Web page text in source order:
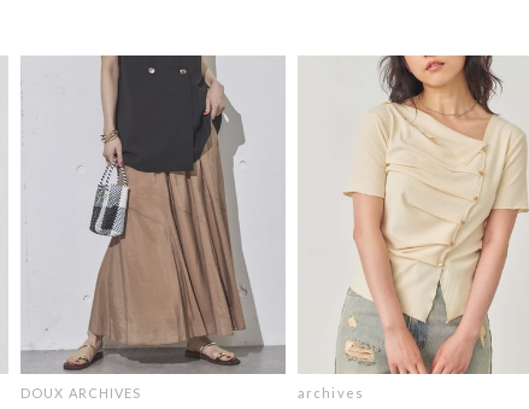
DOUX ARCHIVES archives